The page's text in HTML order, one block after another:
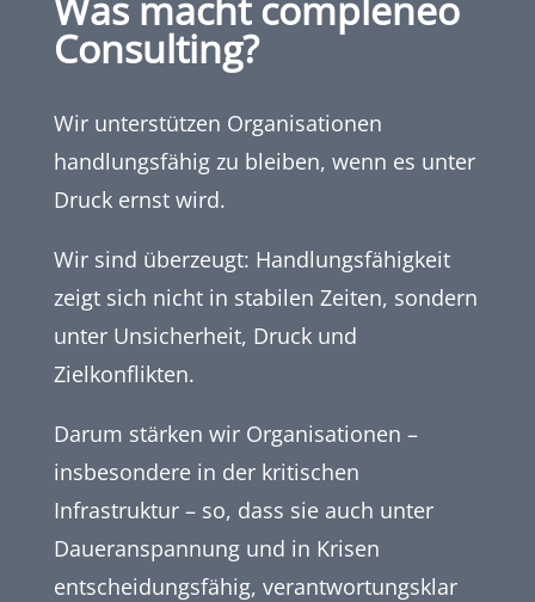
Consulting?
Wir unterstützen Organisationen
handlungsfähig zu bleiben, wenn es unter
Druck ernst wird.
Wir sind überzeugt: Handlungsfähigkeit
zeigt sich nicht in stabilen Zeiten, sondern
unter Unsicherheit, Druck und
Zielkonflikten.
Darum stärken wir Organisationen –
insbesondere in der kritischen
Infrastruktur – so, dass sie auch unter
Daueranspannung und in Krisen
entscheidungsfähig, verantwortungsklar